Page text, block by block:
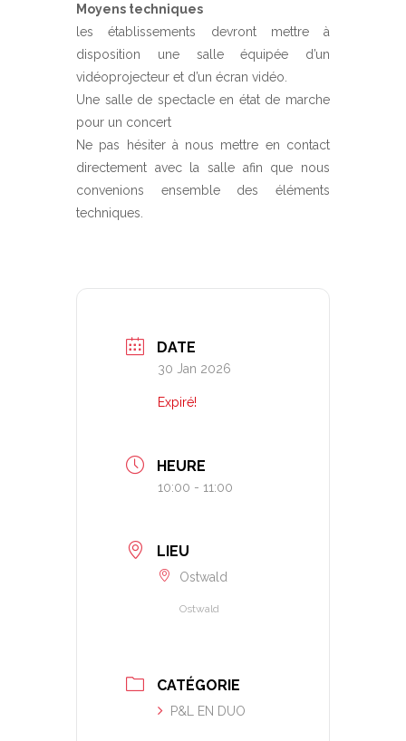
Moyens techniques
les établissements devront mettre à
disposition une salle équipée d’un
vidéoprojecteur et d’un écran vidéo.
Une salle de spectacle en état de marche
pour un concert
Ne pas hésiter à nous mettre en contact
directement avec la salle afin que nous
convenions ensemble des éléments
techniques.
DATE
30 Jan 2026
Expiré!
HEURE
10:00 - 11:00
LIEU
Ostwald
Ostwald
CATÉGORIE
P&L EN DUO